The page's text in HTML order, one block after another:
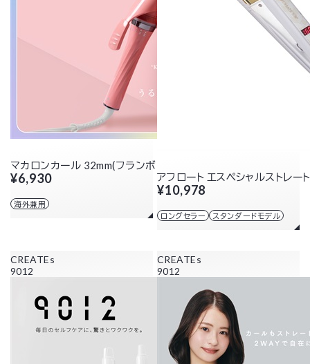
マカロンカール 32mm(フランボワーズ)
¥6,930
海外兼用
アフロート エスペシャルストレー
¥10,978
ロングセラー スタンダードモデル
CREATEs
9012
CREATEs
9012